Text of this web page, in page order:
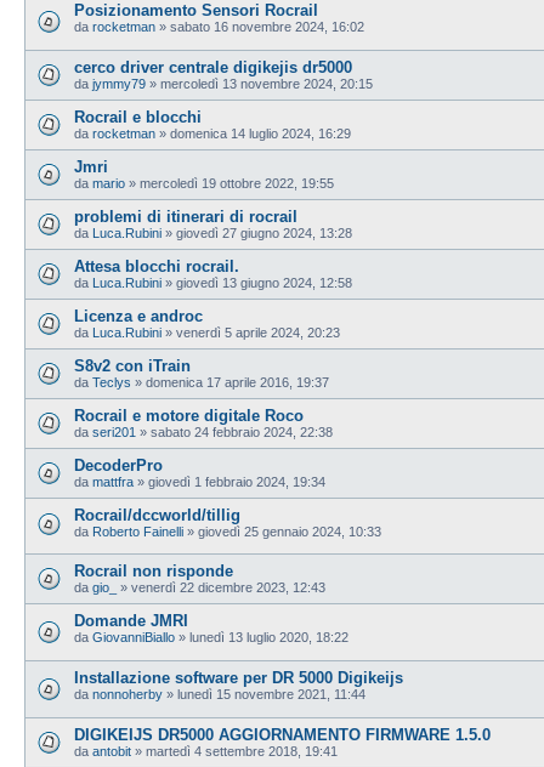
Posizionamento Sensori Rocrail
da rocketman » sabato 16 novembre 2024, 16:02
cerco driver centrale digikejis dr5000
da jymmy79 » mercoledì 13 novembre 2024, 20:15
Rocrail e blocchi
da rocketman » domenica 14 luglio 2024, 16:29
Jmri
da mario » mercoledì 19 ottobre 2022, 19:55
problemi di itinerari di rocrail
da Luca.Rubini » giovedì 27 giugno 2024, 13:28
Attesa blocchi rocrail.
da Luca.Rubini » giovedì 13 giugno 2024, 12:58
Licenza e androc
da Luca.Rubini » venerdì 5 aprile 2024, 20:23
S8v2 con iTrain
da Teclys » domenica 17 aprile 2016, 19:37
Rocrail e motore digitale Roco
da seri201 » sabato 24 febbraio 2024, 22:38
DecoderPro
da mattfra » giovedì 1 febbraio 2024, 19:34
Rocrail/dccworld/tillig
da Roberto Fainelli » giovedì 25 gennaio 2024, 10:33
Rocrail non risponde
da gio_ » venerdì 22 dicembre 2023, 12:43
Domande JMRI
da GiovanniBiallo » lunedì 13 luglio 2020, 18:22
Installazione software per DR 5000 Digikeijs
da nonnoherby » lunedì 15 novembre 2021, 11:44
DIGIKEIJS DR5000 AGGIORNAMENTO FIRMWARE 1.5.0
da antobit » martedì 4 settembre 2018, 19:41